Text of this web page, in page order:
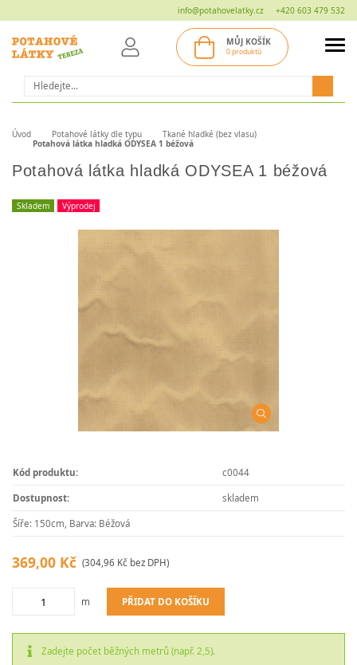
info@potahovelatky.cz +420 603 479 532
Hledat
MŮJ KOŠÍK
0 produktů
Úvod Potahové látky dle typu
Tkané hladké (bez vlasu)
Potahová látka hladká ODYSEA 1 béžová
Potahová látka hladká ODYSEA 1 béžová
Skladem Výprodej
Kód produktu: c0044
Dostupnost: skladem
Šíře: 150cm, Barva: Béžová
369,00 Kč (304,96 Kč bez DPH)
m PŘIDAT DO KOŠÍKU
Zadejte počet běžných metrů (např. 2,5).